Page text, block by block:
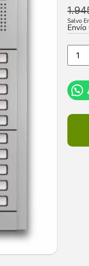
Salvo
Envío